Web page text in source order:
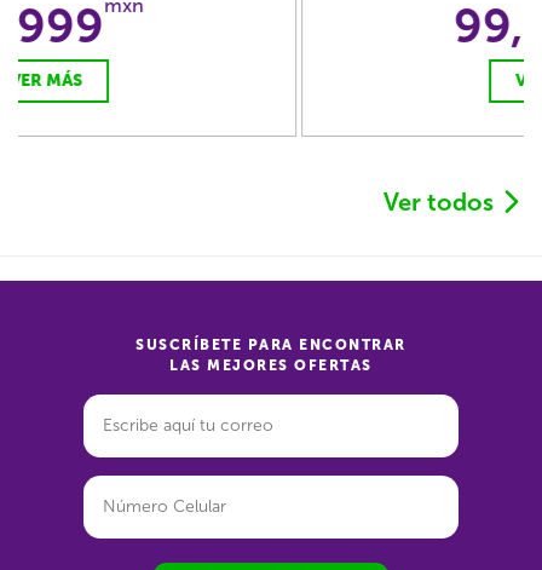
Ver todos
SUSCRÍBETE PARA ENCONTRAR
LAS MEJORES OFERTAS